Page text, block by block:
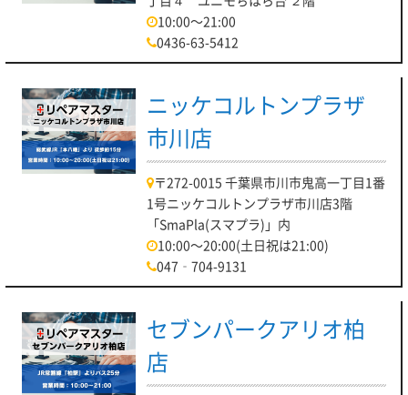
10:00～21:00
0436-63-5412
ニッケコルトンプラザ
市川店
〒272-0015 千葉県市川市鬼高一丁目1番
1号ニッケコルトンプラザ市川店3階
「SmaPla(スマプラ)」内
10:00～20:00(土日祝は21:00)
047‐704-9131
セブンパークアリオ柏
店